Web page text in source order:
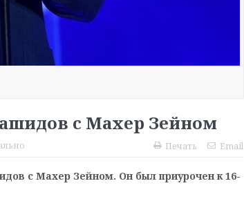
с Махер Зейном
Печать Email
с Махер Зейном. Он был приурочен к 16-